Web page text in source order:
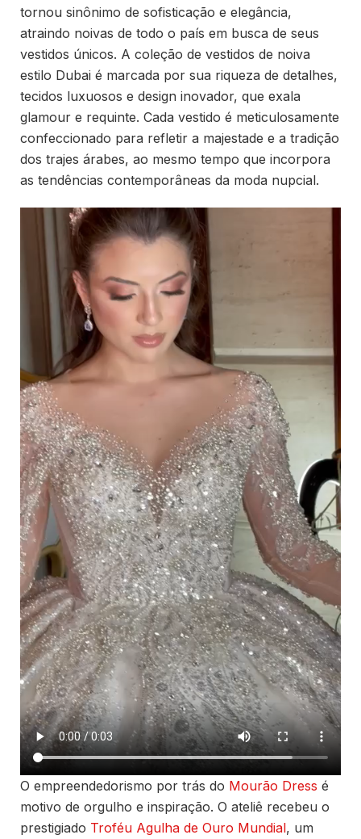
tornou sinônimo de sofisticação e elegância,
atraindo noivas de todo o país em busca de seus
vestidos únicos. A coleção de vestidos de noiva
estilo Dubai é marcada por sua riqueza de detalhes,
tecidos luxuosos e design inovador, que exala
glamour e requinte. Cada vestido é meticulosamente
confeccionado para refletir a majestade e a tradição
dos trajes árabes, ao mesmo tempo que incorpora
as tendências contemporâneas da moda nupcial.
O empreendedorismo por trás do Mourão Dress é
motivo de orgulho e inspiração. O ateliê recebeu o
prestigiado Troféu Agulha de Ouro Mundial, um